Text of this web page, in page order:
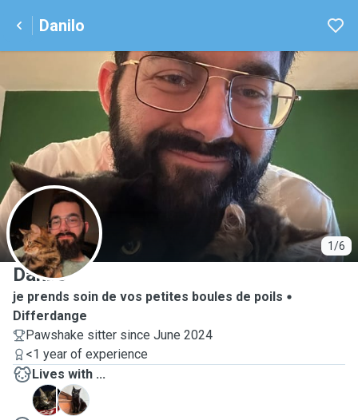
Danilo
1/6
D
Danilo
je prends soin de vos petites boules de poils
Differdange
Pawshake sitter since June 2024
<1 year of experience
Lives with ...
D
S